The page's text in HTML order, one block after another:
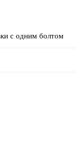
с одним болтом